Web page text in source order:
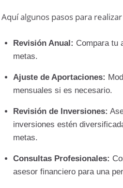
Aquí algunos pasos para
Revisión Anual: Compara tu
metas.
Ajuste de Aportaciones:
mensuales si es necesario.
Revisión de Inversiones:
inversiones estén
metas.
Consultas Profesionales:
asesor financiero para una